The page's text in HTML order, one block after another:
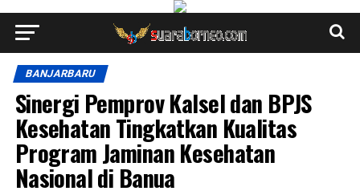
BANJARBARU
Sinergi Pemprov Kalsel dan BPJS
Kesehatan Tingkatkan Kualitas
Program Jaminan Kesehatan
Nasional di Banua